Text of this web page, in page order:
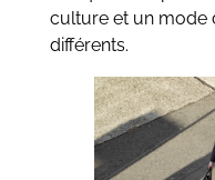
culture et un mode
différents.